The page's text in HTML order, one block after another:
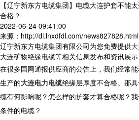
【辽宁新东方电缆集团】电缆大连护套不能
合格？
2022-06-24 09:41:00
来源：http://dl.lnxdfdl.com/news827828.html
辽宁新东方电缆集团有限公司为您免费提供
大连矿物绝缘电缆等相关信息发布和资讯展示
在很多国网通报供应商的公告上，我们经常
生产的大连电力电缆绝缘层厚度不合格。那
缆有何影响呢？怎么样的护套才算合格呢？
条件的电缆？